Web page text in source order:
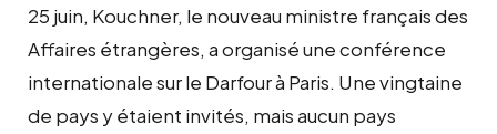
25 juin, Kouchner, le nouveau ministre français des
Affaires étrangères, a organisé une conférence
internationale sur le Darfour à Paris. Une vingtaine
de pays y étaient invités, mais aucun pays